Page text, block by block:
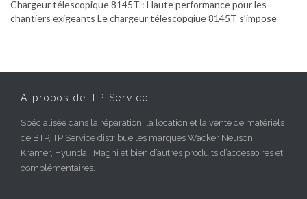
Chargeur télescopique 8145T : Haute performance pour les
chantiers exigeants Le chargeur télescopqiue 8145T s’impose
A propos de TP Service
Spécialisée dans la réparation, la location et la vente de matériels
de BTP, TP Service distribue les marques Wacker Neuson,
Kramer, Hyundai, Magni et bien d’autres produits d’accessoires et
complémentaires.